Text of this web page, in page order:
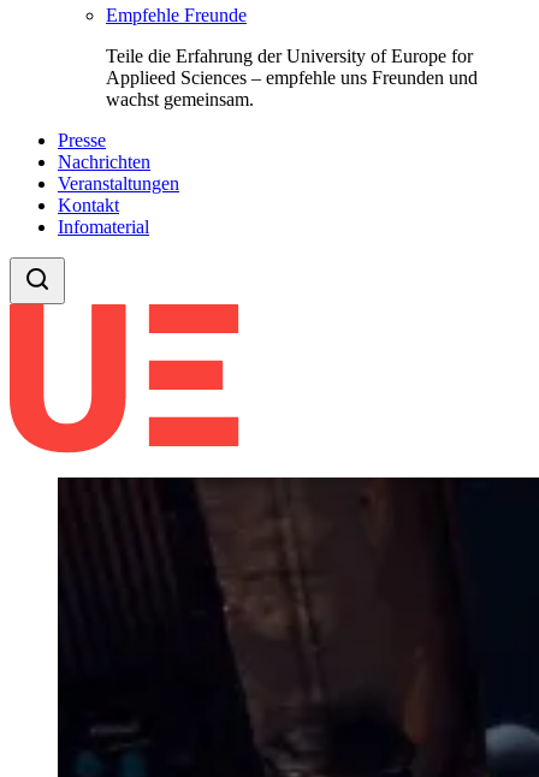
Empfehle Freunde
Teile die Erfahrung der University of Europe for
Applieed Sciences – empfehle uns Freunden und
wachst gemeinsam.
Presse
Nachrichten
Veranstaltungen
Kontakt
Infomaterial